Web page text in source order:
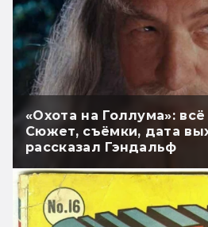
«Охота на Голлума»:
Сюжет, съёмки, дата
рассказал Гэндальф